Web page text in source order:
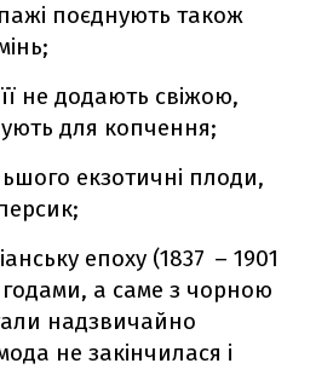
поєднують також
не додають свіжою,
для копчення;
екзотичні плоди,
епоху (1837 – 1901
а саме з чорною
надзвичайно
не закінчилася і